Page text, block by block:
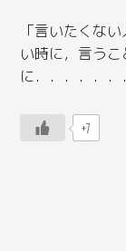
「言いたくな
い時に，言う
に．．．．．．．
+7